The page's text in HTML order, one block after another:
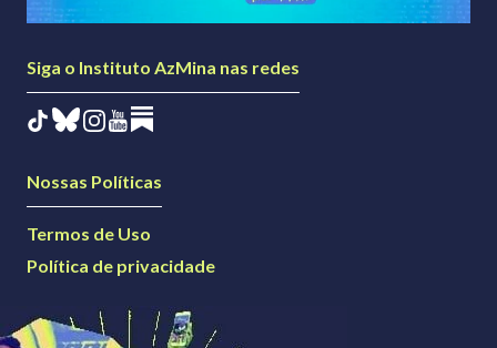
Siga o Instituto AzMina nas redes
Nossas Políticas
Termos de Uso
Política de privacidade